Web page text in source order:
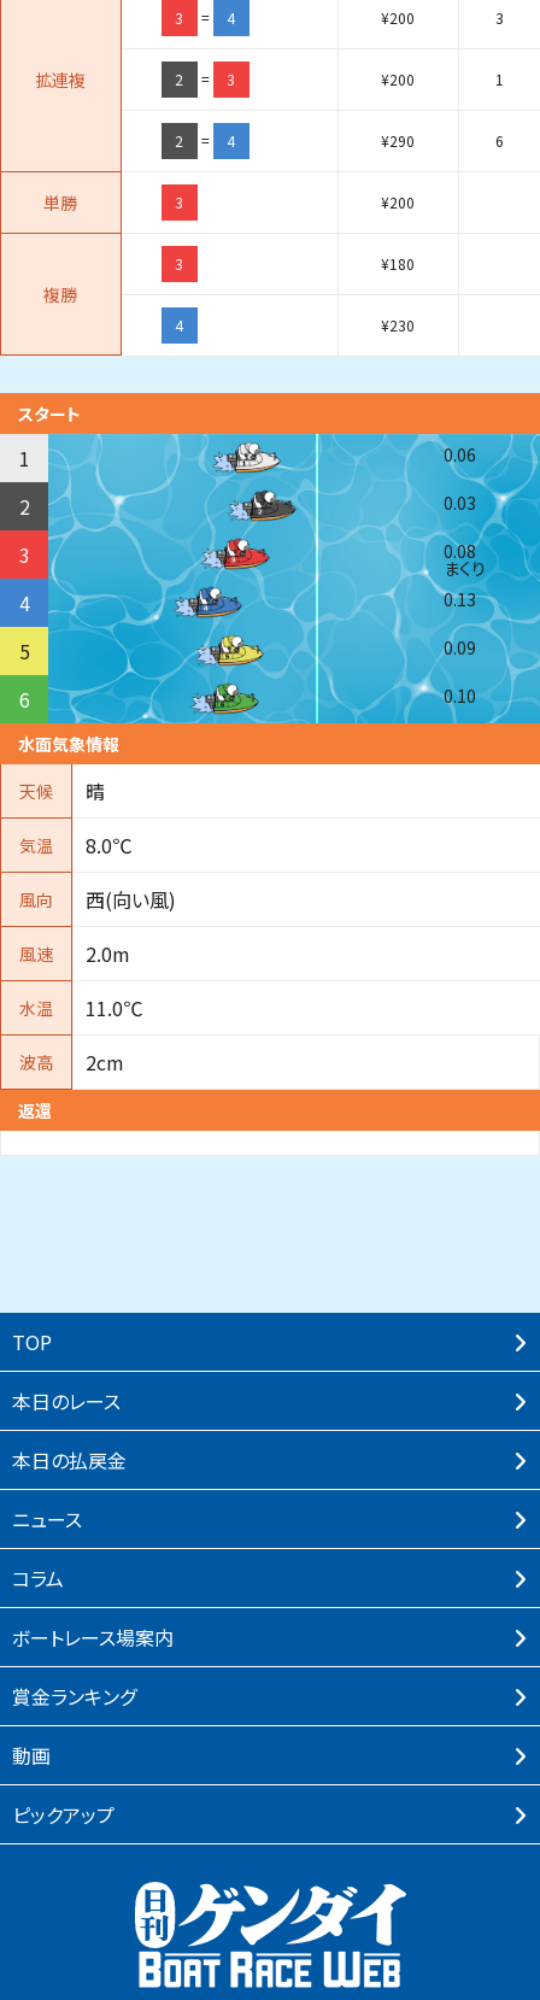
拡連複
3 = 4 ¥200 3
2 = 3 ¥200 1
2 = 4 ¥290 6
単勝 3 ¥200
複勝
3 ¥180
4 ¥230
スタート
1 0.06
2 0.03
3 0.08
まくり
4 0.13
5 0.09
6
0.10
水面気象情報
天候
晴
気温 8.0℃
風向 西(向い風)
風速 2.0m
水温 11.0℃
波高 2cm
返還
TOP
本⽇のレース
本⽇の払戻⾦
ニュース
コラム
ボートレース場案内
賞⾦ランキング
動画
ピックアップ